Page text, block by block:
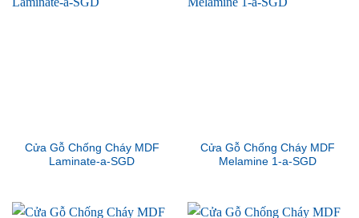
Cửa Gỗ Chống Cháy MDF
Laminate-a-SGD
Cửa Gỗ Chống Cháy MDF
Melamine 1-a-SGD